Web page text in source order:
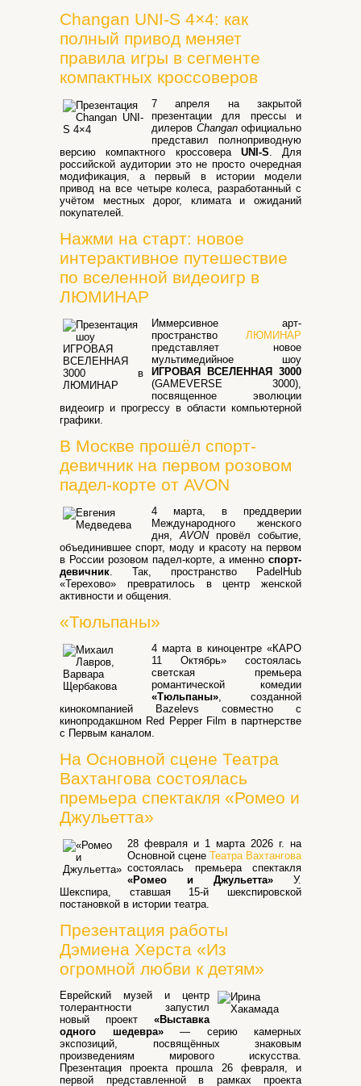
Changan UNI-S 4×4: как
полный привод меняет
правила игры в сегменте
компактных кроссоверов
7 апреля на закрытой
презентации для прессы и
дилеров Changanофициально
представил полноприводную
версию компактного кроссовера UNI-S. Для
российской аудитории это не просто очередная
модификация, а первый в истории модели
привод на все четыре колеса, разработанный с
учётом местных дорог, климата и ожиданий
покупателей.
Нажми на старт: новое
интерактивное путешествие
по вселенной видеоигр в
ЛЮМИНАР
Иммерсивное арт-
пространство ЛЮМИНАР
представляет новое
мультимедийное шоу
ИГРОВАЯ ВСЕЛЕННАЯ 3000
(GAMEVERSE 3000),
посвященное эволюции
видеоигр и прогрессу в области компьютерной
графики.
В Москве прошёл спорт-
девичник на первом розовом
падел-корте от AVON
4 марта, в преддверии
Международного женского
дня,AVONпровёл событие,
объединившее спорт, моду и красоту на первом
в России розовом падел-корте, а именно спорт-
девичник. Так, пространство PadelHub
«Терехово» превратилось в центр женской
активности и общения.
«Тюльпаны»
4 марта в киноцентре «КАРО
11 Октябрь» состоялась
светская премьера
романтической комедии
«Тюльпаны», созданной
кинокомпанией Bazelevs совместно с
кинопродакшном Red Pepper Film в партнерстве
с Первым каналом.
На Основной сцене Театра
Вахтангова состоялась
премьера спектакля «Ромео и
Джульетта»
28 февраля и 1 марта 2026 г. на
Основной сцене Театра Вахтангова
состоялась премьера спектакля
«Ромео и Джульетта» У.
Шекспира, ставшая 15-й шекспировской
постановкой в истории театра.
Презентация работы
Дэмиена Херста «Из
огромной любви к детям»
Еврейский музей и центр
толерантности запустил
новый проект «Выставка
одного шедевра»— серию камерных
экспозиций, посвящённых знаковым
произведениям мирового искусства.
Презентация проекта прошла 26 февраля, и
первой представленной в рамках проекта